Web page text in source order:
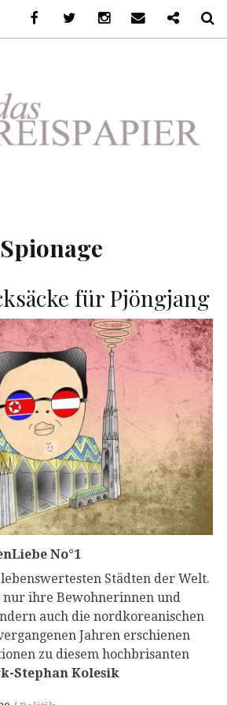
Spionage
für Pjöngjang
No°1
Städten der Welt.
nur ihre Bewohnerinnen und
auch die nordkoreanischen
Jahren erschienen
zu diesem hochbrisanten
Stephan Kolesik
FacebookTwitter InstagramEmail Ko-Fi